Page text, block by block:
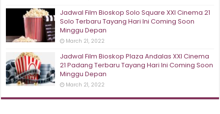
Jadwal Film Bioskop Solo Square XXI Cinema 21
Solo Terbaru Tayang Hari Ini Coming Soon
Minggu Depan
March 21, 2022
Jadwal Film Bioskop Plaza Andalas XXI Cinema
21 Padang Terbaru Tayang Hari Ini Coming Soon
Minggu Depan
March 21, 2022